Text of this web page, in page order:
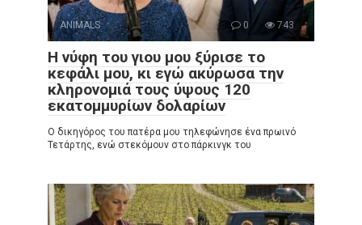
ANIMALS 0 743
Η νύφη του γιου μου ξύρισε το
κεφάλι μου, κι εγώ ακύρωσα την
κληρονομιά τους ύψους 120
εκατομμυρίων δολαρίων
Ο δικηγόρος του πατέρα μου τηλεφώνησε ένα πρωινό
Τετάρτης, ενώ στεκόμουν στο πάρκινγκ του